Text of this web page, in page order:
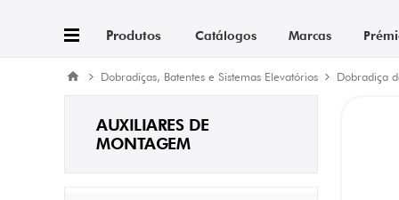
Produtos Catálogos Marcas
Dobradiças, Batentes e Sistemas Elevatórios Dobradiça
AUXILIARES DE
MONTAGEM